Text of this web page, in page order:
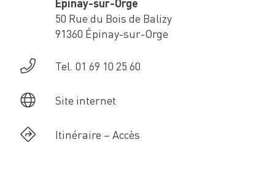
50 Rue du Bois de Balizy
91360 Épinay-sur-Orge
Tel. 01 69 10 25 60
Site internet
Itinéraire – Accès